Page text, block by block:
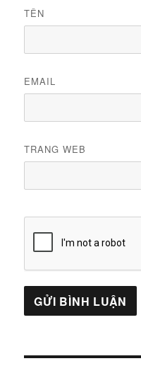
TÊN
EMAIL
TRANG WEB